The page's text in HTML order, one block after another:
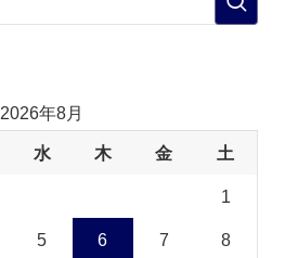
2026年8月
水 木 金 土
1
5 6 7 8